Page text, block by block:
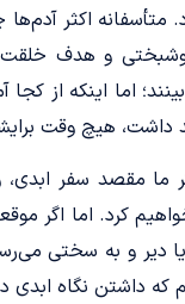
متأسفانه اکثر
و هدف خلقت را
اما اینکه از
داشت، هیچ وقت
ما مقصد سفر ابدی،
کرد. اما اگر
دیر و به سختی
که داشتن نگاه